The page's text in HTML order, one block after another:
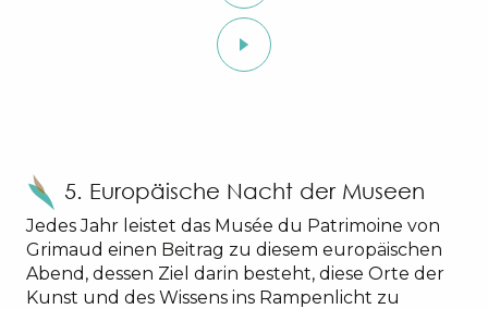
5. Europäische Nacht der Museen
Jedes Jahr leistet das Musée du Patrimoine von
Grimaud einen Beitrag zu diesem europäischen
Abend, dessen Ziel darin besteht, diese Orte der
Kunst und des Wissens ins Rampenlicht zu